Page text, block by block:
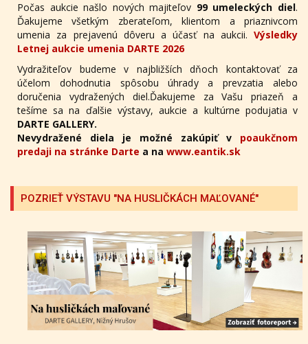
Počas aukcie našlo nových majiteľov 99 umeleckých diel.
Ďakujeme všetkým zberateľom, klientom a priaznivcom
umenia za prejavenú dôveru a účasť na aukcii. Výsledky
Letnej aukcie umenia DARTE 2026
Vydražiteľov budeme v najbližších dňoch kontaktovať za
účelom dohodnutia spôsobu úhrady a prevzatia alebo
doručenia vydražených diel.Ďakujeme za Vašu priazeň a
tešíme sa na ďalšie výstavy, aukcie a kultúrne podujatia v
DARTE GALLERY.
Nevydražené diela je možné zakúpiť v poaukčnom
predaji na stránke Darte a na www.eantik.sk
POZRIEŤ VÝSTAVU "NA HUSLIČKÁCH MAĽOVANÉ"